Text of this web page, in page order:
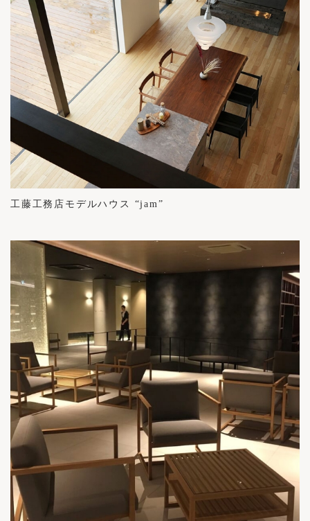
工藤工務店モデルハウス “jam”